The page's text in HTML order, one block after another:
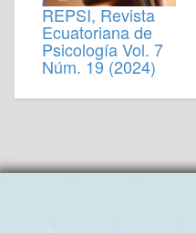
REPSI, Revista
Ecuatoriana de
Psicología Vol. 7
Núm. 19 (2024)